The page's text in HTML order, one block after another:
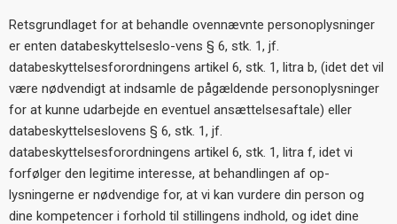
Retsgrundlaget for at behandle ovennævnte personoplysninger
er enten databeskyttelseslo-vens § 6, stk. 1, jf.
databeskyttelsesforordningens artikel 6, stk. 1, litra b, (idet det vil
være nødvendigt at indsamle de pågældende personoplysninger
for at kunne udarbejde en eventuel ansættelsesaftale) eller
databeskyttelseslovens § 6, stk. 1, jf.
databeskyttelsesforordningens artikel 6, stk. 1, litra f, idet vi
forfølger den legitime interesse, at behandlingen af op-
lysningerne er nødvendige for, at vi kan vurdere din person og
dine kompetencer i forhold til stillingens indhold, og idet dine